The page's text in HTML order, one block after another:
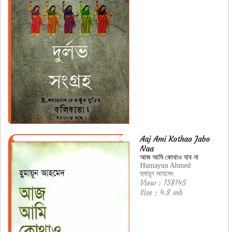
Aaj Ami Kothao Jabo
Naa
আজ আমি কোথাও যাব না
Humayun Ahmed
হুমায়ূন আহমেদ
View : 158145
Size : 4.8 mb